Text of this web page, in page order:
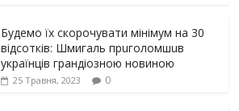
Будемо їх скорочувати мінімум на 30
відсотків: Шмигаль прuголомшuв
українців грaндіoзнoю новиною
25 Травня, 2023 0